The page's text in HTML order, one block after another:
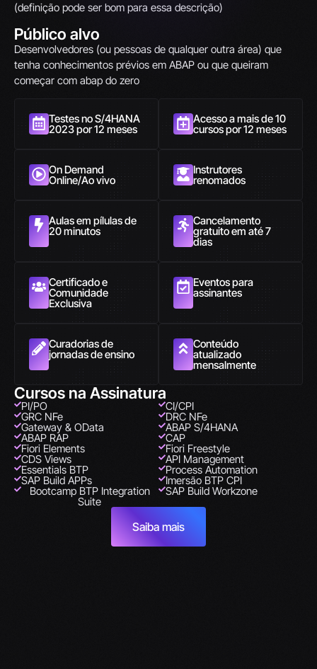
(definição pode ser bom para essa descrição)
Público alvo
Desenvolvedores (ou pessoas de qualquer outra área) que
tenha conhecimentos prévios em ABAP ou que queiram
começar com abap do zero
Testes no S/4HANA
2023 por 12 meses
Acesso a mais de 10
cursos por 12 meses
On Demand
Online/Ao vivo
Instrutores
renomados
Aulas em pílulas de
20 minutos
Cancelamento
gratuito em até 7
dias
Certificado e
Comunidade
Exclusiva
Eventos para
assinantes
Curadorias de
jornadas de ensino
Conteúdo
atualizado
mensalmente
Cursos na Assinatura
PI/PO CI/CPI
GRC NFe DRC NFe
Gateway & OData ABAP S/4HANA
ABAP RAP CAP
Fiori Elements Fiori Freestyle
CDS Views API Management
Essentials BTP Process Automation
SAP Build APPs Imersão BTP CPI
Bootcamp BTP Integration
Suite
SAP Build Workzone
Saiba mais